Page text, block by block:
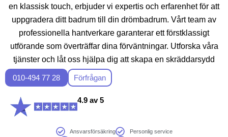
en klassisk touch, erbjuder vi expertis och erfarenhet för att
uppgradera ditt badrum till din drömbadrum. Vårt team av
professionella hantverkare garanterar ett förstklassigt
utförande som överträffar dina förväntningar. Utforska våra
tjänster och låt oss hjälpa dig att skapa en skräddarsydd
lösning för ditt hem i Sveriges vackra landskap.
010-494 77 28 Förfrågan
4.9 av 5
Ansvarsförsäkring
Personlig service